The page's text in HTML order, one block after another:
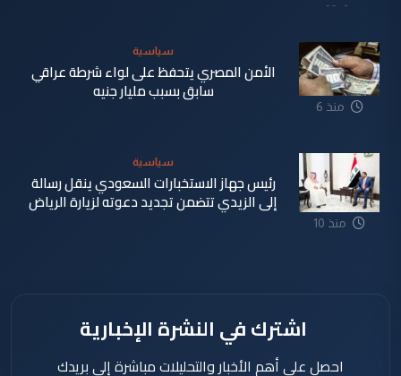
دقيقة
منذ 6
سياسية
الأمن المصري يتحفظ على لواء شرطة عراقي
سابق بسبب مليار جنيه
منذ 10
سياسية
رئيس جهاز الاستخبارات السعودي ينقل رسالة
إلى الزيدي تتضمن تجديد دعوته لزيارة الرياض
اشترك في النشرة الإخبارية
احصل على أهم الأخبار والتحليلات مباشرة إلى بريدك